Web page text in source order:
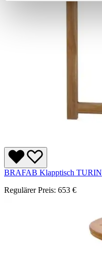
BRAFAB Klapptisch TURIN
Regulärer Preis: 653 €